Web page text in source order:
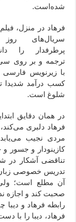
شده‌است.
فرهاد در منزل،
سریال‌های
پرطرفدار را
ترجمه و بر روی
با زیرنویس
کسب درآمد
شلوغ است.
در همان دقایق
فرهاد دلبری
مردی نجیب
کازینودار و جسور
تناقضی آشکار در
تدریس خصوصی زبان
آن مطلع است؛
صحبت کند و اجازه
رابطه فرهاد و
فرهاد، دیبا را